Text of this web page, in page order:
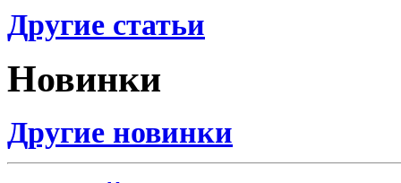
Другие статьи
Новинки
Другие новинки